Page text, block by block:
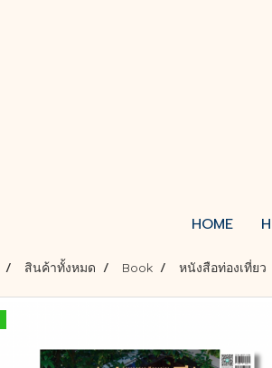
HOME
สินค้าทั้งหมด Book หนังสือท่องเที่ยว